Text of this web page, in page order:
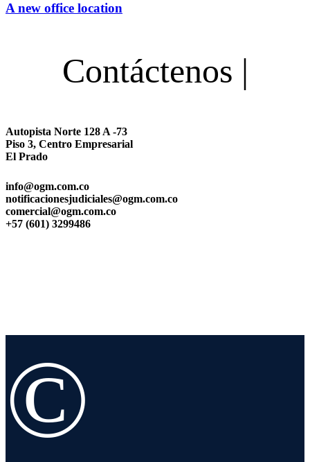
A new office location
Contáctenos |
Autopista Norte 128 A -73
Piso 3, Centro Empresarial
El Prado
info@ogm.com.co
notificacionesjudiciales@ogm.com.co
comercial@ogm.com.co
+57 (601) 3299486
©